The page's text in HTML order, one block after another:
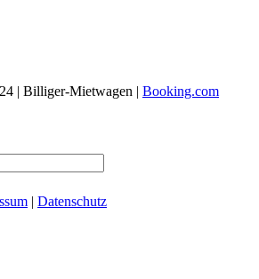
| Billiger-Mietwagen | Booking.com
| Datenschutz